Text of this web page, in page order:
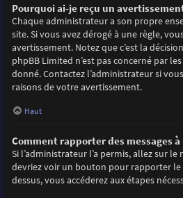
Pourquoi ai-je reçu un
Chaque administrateur a son propre
site. Si vous avez dérogé à une règle,
avertissement. Notez que c’est la
phpBB Limited n’est pas concerné par
donné. Contactez l’administrateur si
raisons de votre avertissement.
Haut
Comment rapporter des messages
Si l’administrateur l’a permis, allez sur le
devriez voir un bouton pour rapporter le
dessus, vous accéderez aux étapes